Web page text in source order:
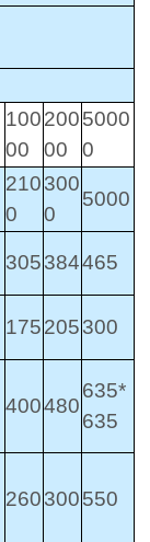
100
00
200
00
5000
0
210
0
300
0
5000
305384465
175205300
400480
635*
635
260300550